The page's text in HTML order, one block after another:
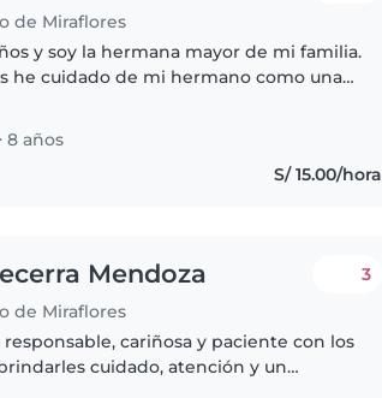
de Miraflores
y soy la hermana mayor de mi familia.
he cuidado de mi hermano como una
8 años
S/ 15.00/hora
Mendoza
de Miraflores
3
responsable, cariñosa y paciente con los
cuidado, atención y un